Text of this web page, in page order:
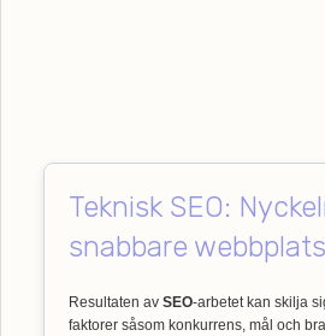
Teknisk SEO:
snabbare webbplats
Resultaten av SEO-arbetet kan skilja
faktorer såsom konkurrens, mål och